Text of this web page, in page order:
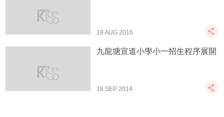
19 AUG 2016
九龍塘宣道小學小一招生程序展開
18 SEP 2014